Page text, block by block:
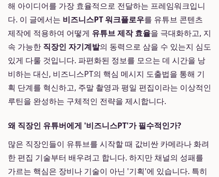
해 아이디어를 가장 효율적으로 전달하는 프레임워크입니
다. 이 글에서는 비즈니스PT 워크플로우를 유튜브 콘텐츠
제작에 적용하여 어떻게 유튜브 제작 효율을 극대화하고, 지
속 가능한 직장인 자기계발의 동력으로 삼을 수 있는지 심도
있게 다룰 것입니다. 파편화된 정보를 모으는 데 시간을 낭
비하는 대신, 비즈니스PT의 핵심 메시지 도출법을 통해 기
획 단계를 혁신하고, 주말 촬영과 평일 편집이라는 이상적인
루틴을 완성하는 구체적인 전략을 제시합니다.
왜 직장인 유튜버에게 '비즈니스PT'가 필수적인가?
많은 직장인들이 유튜브를 시작할 때 값비싼 카메라나 화려
한 편집 기술부터 배우려고 합니다. 하지만 채널의 성패를
가르는 핵심은 장비나 기술이 아닌 '기획'에 있습니다. 특히